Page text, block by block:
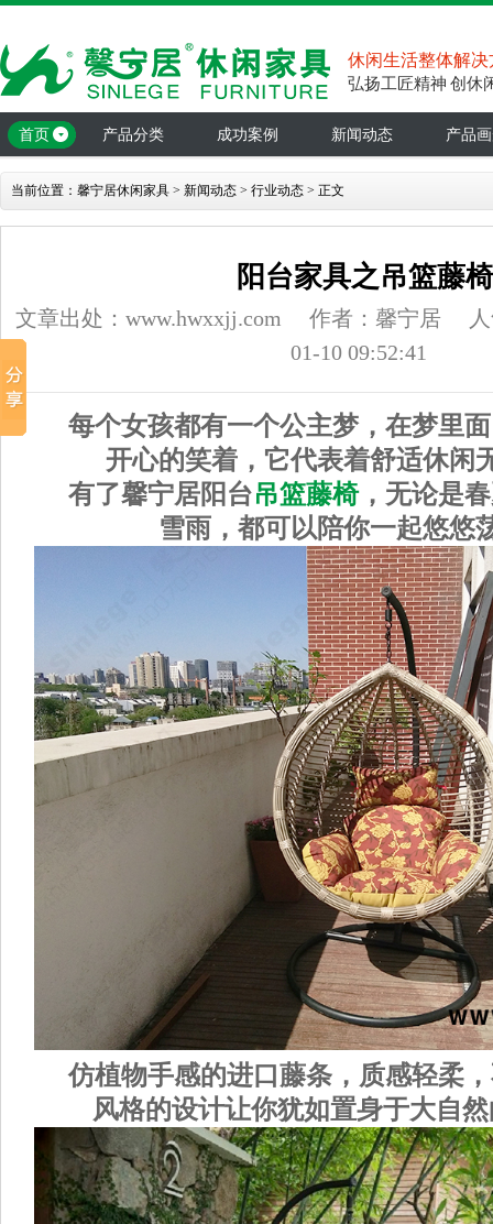
休闲生活整体解决
弘扬工匠精神 创休
首页 产品分类 成功案例 新闻动态 产品
当前位置： 馨宁居休闲家具 > 新闻动态 > 行业动态 > 正文
阳台家具之吊篮藤
文章出处：www.hwxxjj.com 作者：馨宁居
01-10 09:52:41
每个女孩都有一个公主梦，在梦里
开心的笑着，它代表着舒适休闲
有了馨宁居阳台吊篮藤椅，无论是
雪雨，都可以陪你一起悠悠
仿植物手感的进口藤条，质感轻柔
风格的设计让你犹如置身于大自